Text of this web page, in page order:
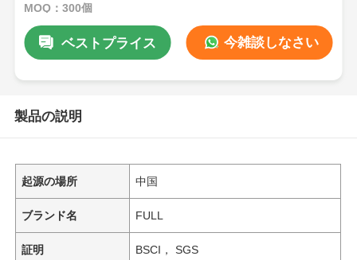
MOQ：300個
ベストプライス 今雑談しなさい
製品の説明
起源の場所 中国
ブランド名 FULL
証明 BSCI， SGS